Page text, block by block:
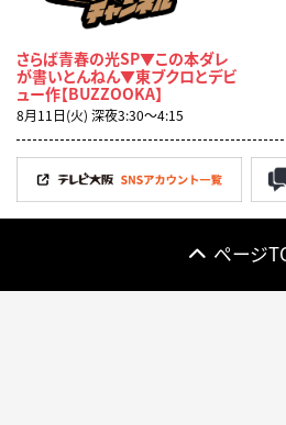
さらば青春の光SP▼この本ダレ
が書いとんねん▼東ブクロとデビ
ュー作【BUZZOOKA】
8月11日(火) 深夜3:30〜4:15
ページ